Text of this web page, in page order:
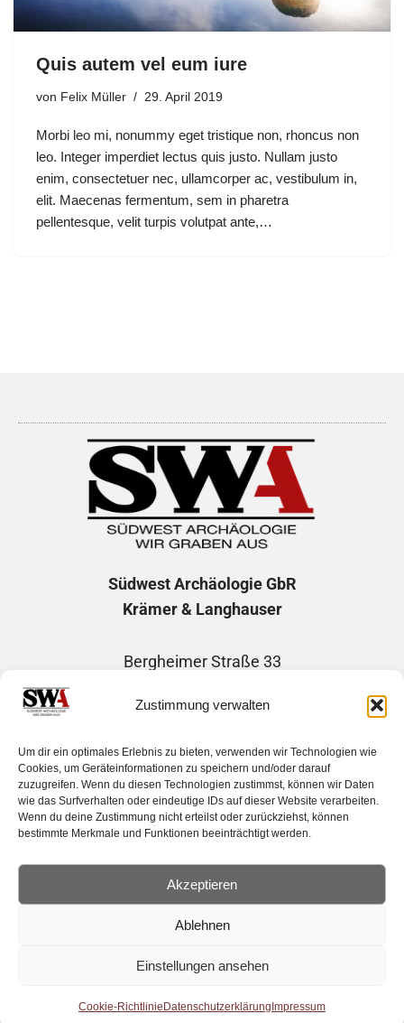
Zustimmung verwalten
Um dir ein optimales Erlebnis zu bieten, verwenden wir Technologien wie
Cookies, um Geräteinformationen zu speichern und/oder darauf
zuzugreifen. Wenn du diesen Technologien zustimmst, können wir Daten
wie das Surfverhalten oder eindeutige IDs auf dieser Website verarbeiten.
Wenn du deine Zustimmung nicht erteilst oder zurückziehst, können
bestimmte Merkmale und Funktionen beeinträchtigt werden.
Akzeptieren
Ablehnen
Einstellungen ansehen
Cookie-Richtlinie Datenschutzerklärung Impressum
Quis autem vel eum iure
von Felix Müller 29. April 2019
Morbi leo mi, nonummy eget tristique non, rhoncus non
leo. Integer imperdiet lectus quis justo. Nullam justo
enim, consectetuer nec, ullamcorper ac, vestibulum in,
elit. Maecenas fermentum, sem in pharetra
pellentesque, velit turpis volutpat ante,…
Südwest Archäologie GbR
Krämer & Langhauser
Bergheimer Straße 33
E-Mail: info@suedwest-archaeologie.de
Impressum|Datenschutzerklärung
Haftungsausschluss |Cockie-Richtlinie
Mitgliederbereich | Member´s area
© 2025 | Südwest Archäologie